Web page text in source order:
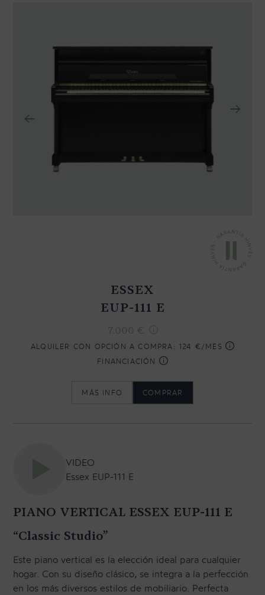
RESTAURACIÓN
NOSOTROS
EQUIPO
CONTACTO
NEWSLETTER
ESSEX
EUP-111 E
7.000 €
ALQUILER CON OPCIÓN A COMPRA: 124 €/MES
FINANCIACIÓN
MÁS INFO COMPRAR
VIDEO
Essex EUP-111 E
PIANO VERTICAL ESSEX EUP-111 E
“Classic Studio”
Este piano vertical es la elección ideal para cualquier
hogar. Con su diseño clásico, se integra a la perfección
en los más diversos estilos de mobiliario. Perfecta